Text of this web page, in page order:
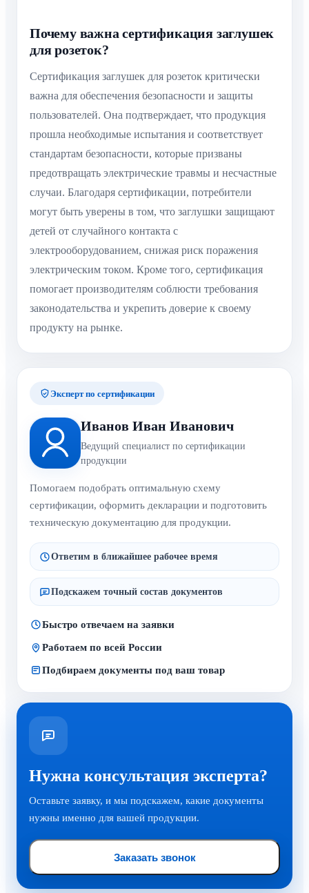
Почему важна сертификация заглушек
для розеток?
Сертификация заглушек для розеток критически
важна для обеспечения безопасности и защиты
пользователей. Она подтверждает, что продукция
прошла необходимые испытания и соответствует
стандартам безопасности, которые призваны
предотвращать электрические травмы и несчастные
случаи. Благодаря сертификации, потребители
могут быть уверены в том, что заглушки защищают
детей от случайного контакта с
электрооборудованием, снижая риск поражения
электрическим током. Кроме того, сертификация
помогает производителям соблюсти требования
законодательства и укрепить доверие к своему
продукту на рынке.
Эксперт по сертификации
Иванов Иван Иванович
Ведущий специалист по сертификации
продукции
Помогаем подобрать оптимальную схему
сертификации, оформить декларации и подготовить
техническую документацию для продукции.
Ответим в ближайшее рабочее время
Подскажем точный состав документов
Быстро отвечаем на заявки
Работаем по всей России
Подбираем документы под ваш товар
Нужна консультация эксперта?
Оставьте заявку, и мы подскажем, какие документы
нужны именно для вашей продукции.
Заказать звонок